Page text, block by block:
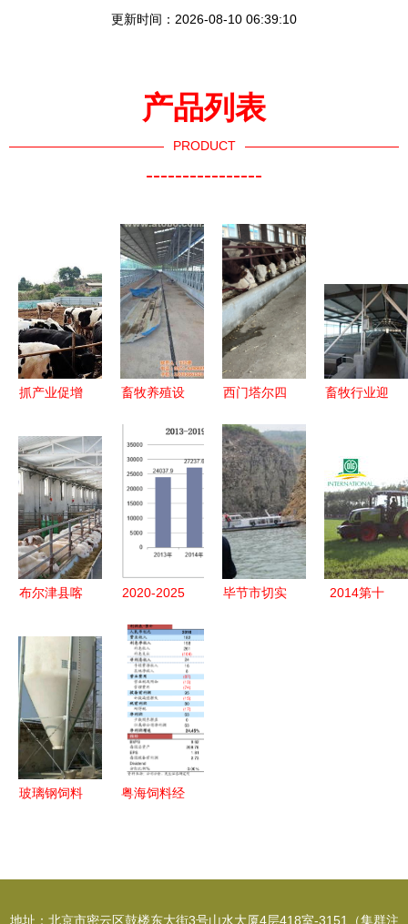
更新时间：2026-08-10 06:39:10
产品列表
PRODUCT
----------------
抓产业促增
业“开门
红”——市
中区畜牧渔
业饲料销售
的创新实践
畜牧养殖设
售 荥阳市
高村大张强
胜机器厂的
发展之道
西门塔尔四
走势 三百
至四百斤散
养育肥牛市
场与畜牧饲
料销售分析
畜牧行业迎
料添加剂新
规、原料药
停产、养猪
巨头业绩创
新高
布尔津县喀
牧科技园
科技赋能激
发产业新活
力，规模发
展带动畜牧
渔业饲料销
2020-2025
行业发展趋
势预测及投
资规划研究
报告
毕节市切实
2014第十
局
玻璃钢饲料
粤海饲料经
地址：北京市密云区鼓楼东大街3号山水大厦4层418室-3151（集群注